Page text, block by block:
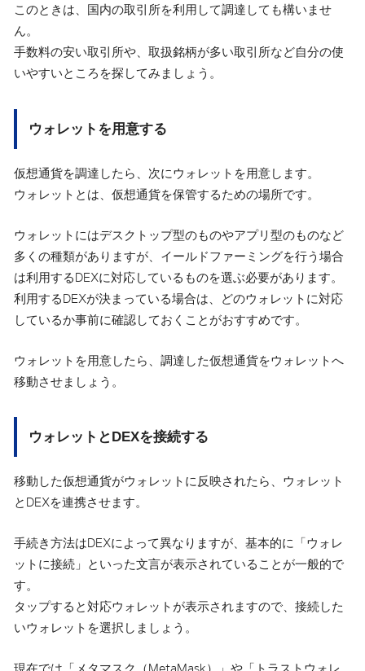
このときは、国内の取引所を利用して調達しても構いませ
ん。
手数料の安い取引所や、取扱銘柄が多い取引所など自分の使
いやすいところを探してみましょう。
ウォレットを用意する
仮想通貨を調達したら、次にウォレットを用意します。
ウォレットとは、仮想通貨を保管するための場所です。
ウォレットにはデスクトップ型のものやアプリ型のものなど
多くの種類がありますが、イールドファーミングを行う場合
は利用するDEXに対応しているものを選ぶ必要があります。
利用するDEXが決まっている場合は、どのウォレットに対応
しているか事前に確認しておくことがおすすめです。
ウォレットを用意したら、調達した仮想通貨をウォレットへ
移動させましょう。
ウォレットとDEXを接続する
移動した仮想通貨がウォレットに反映されたら、ウォレット
とDEXを連携させます。
手続き方法はDEXによって異なりますが、基本的に「ウォレ
ットに接続」といった文言が表示されていることが一般的で
す。
タップすると対応ウォレットが表示されますので、接続した
いウォレットを選択しましょう。